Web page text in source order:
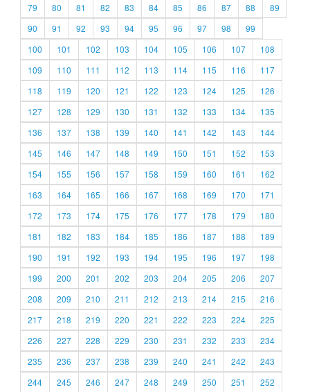
79
80 81 82 83 84 85 86 87 88
89
90
91 92 93 94 95 96 97 98
99
100
101 102 103 104 105 106 107
108
109
110 111 112 113 114 115 116
117
118
119 120 121 122 123 124 125
126
127
128 129 130 131 132 133 134
135
136
137 138 139 140 141 142 143
144
145
146 147 148 149 150 151 152
153
154
155 156 157 158 159 160 161
162
163
164 165 166 167 168 169 170
171
172
173 174 175 176 177 178 179
180
181
182 183 184 185 186 187 188
189
190
191 192 193 194 195 196 197
198
199
200 201 202 203 204 205 206
207
208
209 210 211 212 213 214 215
216
217
218 219 220 221 222 223 224
225
226
227 228 229 230 231 232 233
234
235
236 237 238 239 240 241 242
243
244
245 246 247 248 249 250 251 252